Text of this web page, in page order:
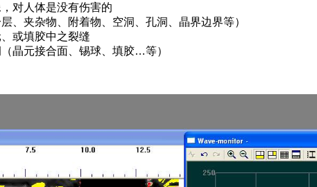
对人体是没有伤害的
、夹杂物、附着物、空洞、孔洞、晶界边界等）
或填胶中之裂缝
晶元接合面、锡球、填胶…等）